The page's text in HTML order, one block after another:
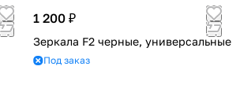
1 200 ₽
Зеркала F2 черные, универсальные
Под заказ